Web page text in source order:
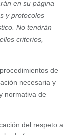
en su página
y protocolos
No tendrán
criterios,
de
necesaria y
normativa de
del respeto a